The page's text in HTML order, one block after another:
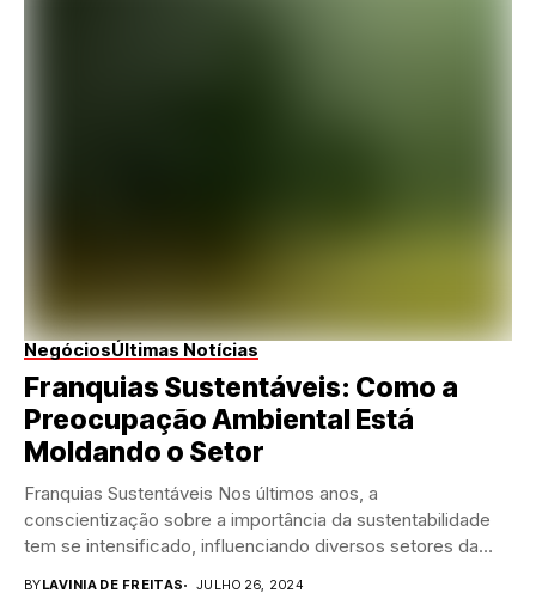
NegóciosÚltimas Notícias
Franquias Sustentáveis: Como a
Preocupação Ambiental Está
Moldando o Setor
Franquias Sustentáveis Nos últimos anos, a
conscientização sobre a importância da sustentabilidade
tem se intensificado, influenciando diversos setores da
BYLAVINIA DE FREITAS JULHO 26, 2024